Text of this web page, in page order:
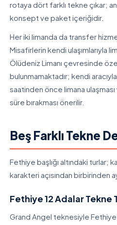
rotaya dört farklı tekne çıkar;
konsept ve paket içeriğidir.
Her iki limanda da transfer
Misafirlerin kendi ulaşımlarıyla
Ölüdeniz Limanı çevresinde
bulunmamaktadır; kendi
saatinden önce limana
süre bırakması önerilir.
Beş Farklı Tekne
Fethiye başlığı altındaki turlar;
karakteri açısından birbirinden
Fethiye 12 Adalar Tekne
Grand Angel teknesiyle Fethiye